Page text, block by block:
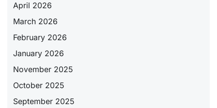
April 2026
March 2026
February 2026
January 2026
November 2025
October 2025
September 2025